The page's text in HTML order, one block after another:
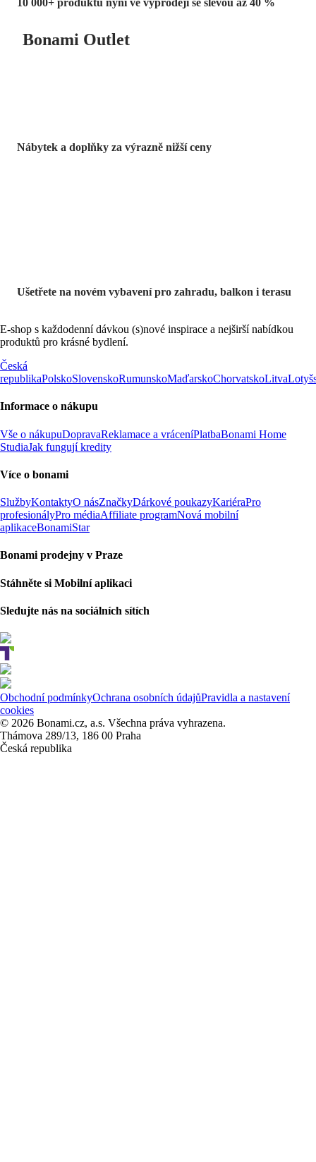
Bonami Outlet
Nábytek a doplňky za výrazně nižší ceny
Ušetřete na novém vybavení pro zahradu, balkon i terasu
E-shop s každodenní dávkou (s)nové inspirace a nejširší nabídkou
produktů pro krásné bydlení.
Česká
republikaPolskoSlovenskoRumunskoMaďarskoChorvatskoLitva
Informace o nákupu
Vše o nákupuDopravaReklamace a vráceníPlatbaBonami Home
StudiaJak fungují kredity
Více o bonami
SlužbyKontaktyO násZnačkyDárkové poukazyKariéraPro
profesionályPro médiaAffiliate programNová mobilní
aplikaceBonamiStar
Bonami prodejny v Praze
Stáhněte si Mobilní aplikaci
Sledujte nás na sociálních sítích
Obchodní podmínkyOchrana osobních údajůPravidla a nastavení
cookies
© 2026 Bonami.cz, a.s. Všechna práva vyhrazena.
Thámova 289/13, 186 00 Praha
Česká republika